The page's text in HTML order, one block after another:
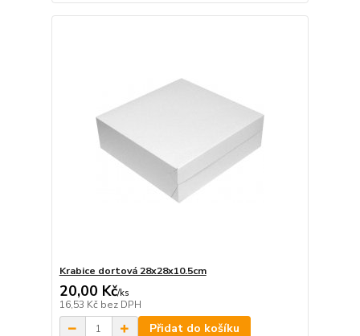
Krabice dortová 28x28x10.5cm
20,00 Kč/ks
16,53 Kč bez DPH
Přidat do košíku